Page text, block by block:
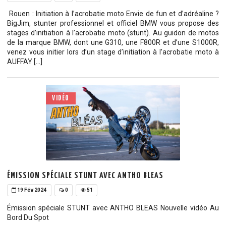
Rouen : Initiation à l’acrobatie moto Envie de fun et d’adréaline ?
BigJim, stunter professionnel et officiel BMW vous propose des
stages d’initiation à l’acrobatie moto (stunt). Au guidon de motos
de la marque BMW, dont une G310, une F800R et d’une S1000R,
venez vous initier lors d’un stage d’initiation à l’acrobatie moto à
AUFFAY […]
VIDÉO
ÉMISSION SPÉCIALE STUNT AVEC ANTHO BLEAS
19 Fév 2024 0 51
Émission spéciale STUNT avec ANTHO BLEAS Nouvelle vidéo Au
Bord Du Spot